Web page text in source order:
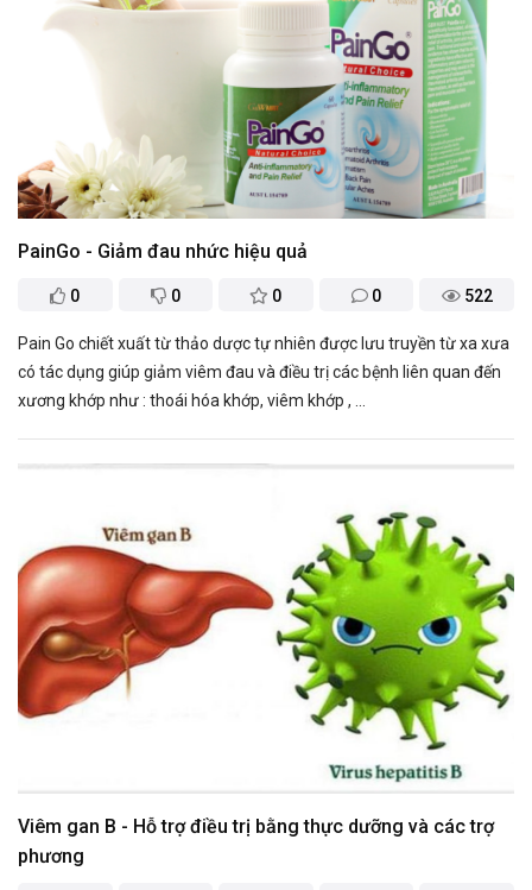
PainGo - Giảm đau nhức hiệu quả
0 0 0 0 522
Pain Go chiết xuất từ thảo dược tự nhiên được lưu truyền từ xa xưa
có tác dụng giúp giảm viêm đau và điều trị các bệnh liên quan đến
xương khớp như : thoái hóa khớp, viêm khớp , ...
Viêm gan B - Hỗ trợ điều trị bằng thực dưỡng và các trợ
phương